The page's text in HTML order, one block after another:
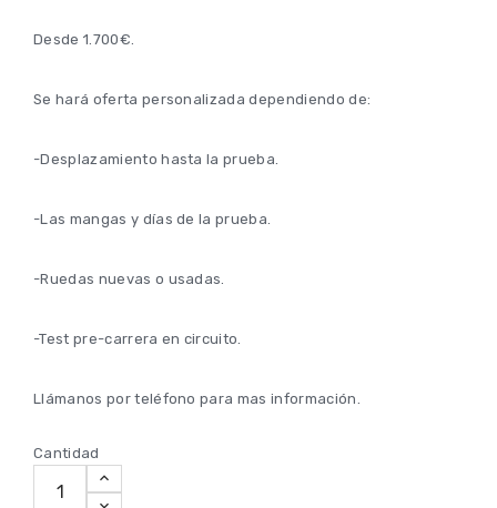
Desde 1.700€.
Se hará oferta personalizada dependiendo de:
-Desplazamiento hasta la prueba.
-Las mangas y días de la prueba.
-Ruedas nuevas o usadas.
-Test pre-carrera en circuito.
Llámanos por teléfono para mas información.
Cantidad